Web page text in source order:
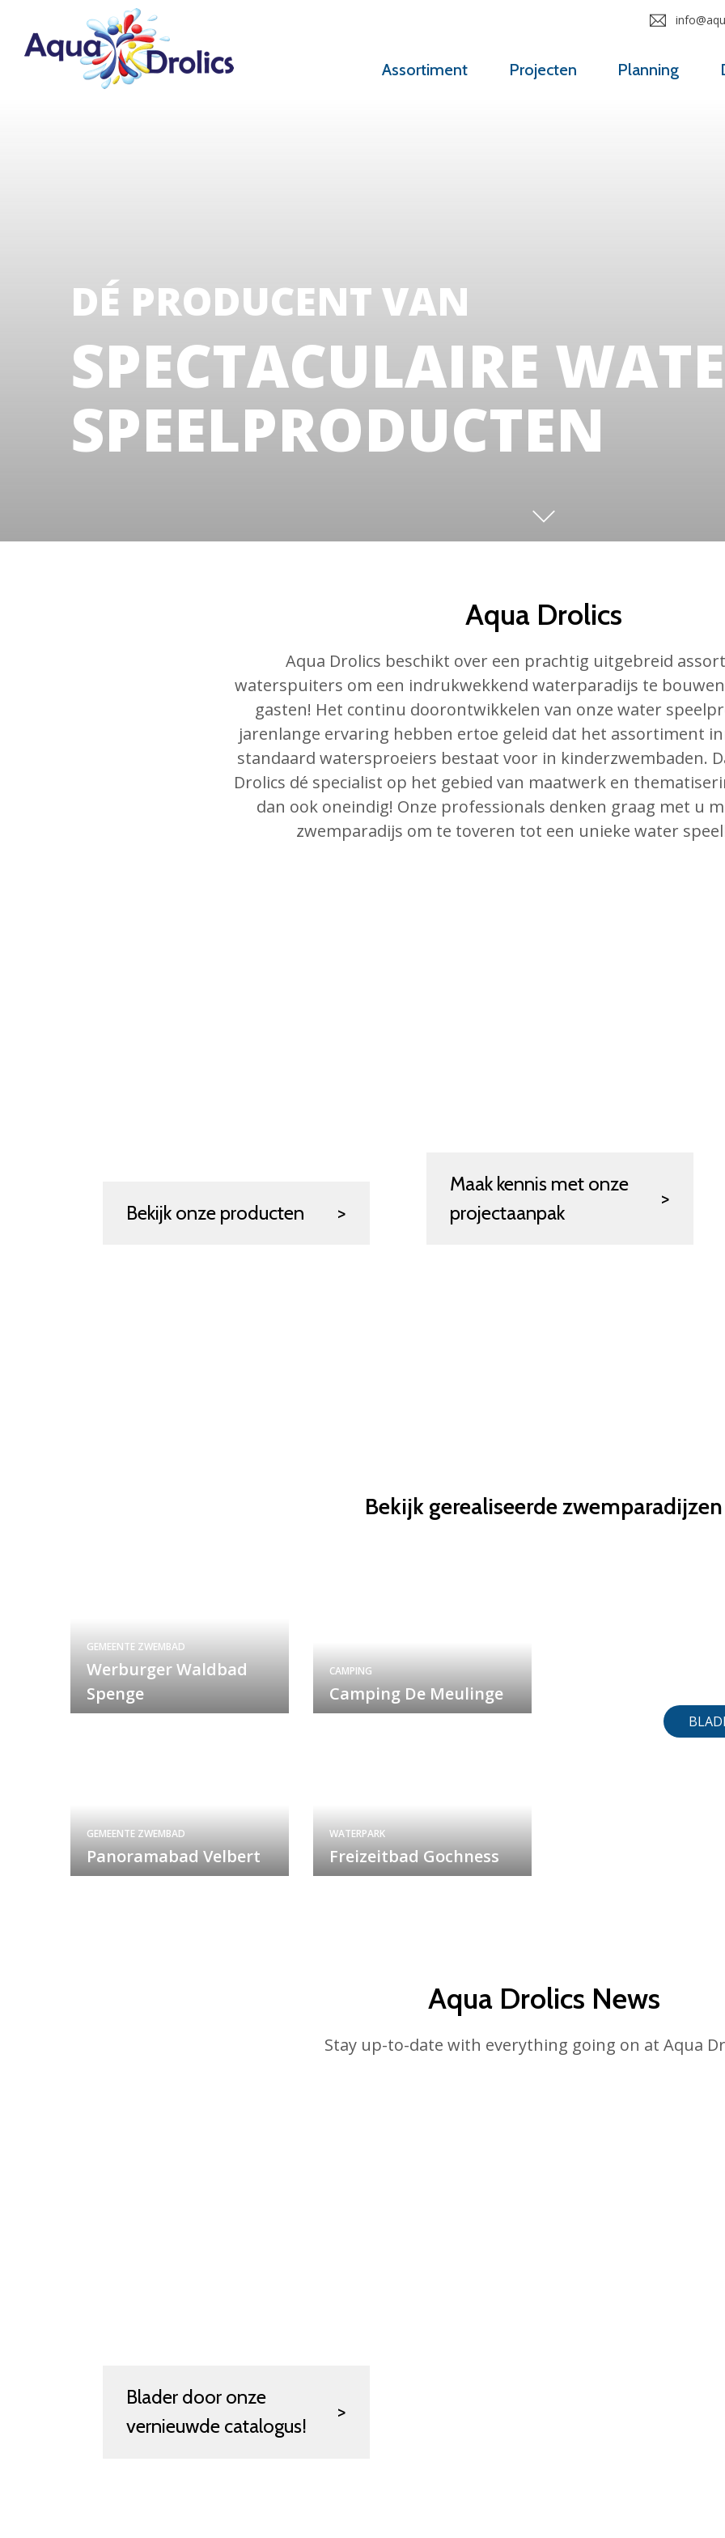
Assortiment Projecten Planning
DÉ PRODUCENT VAN
SPECTACULAIRE
SPEELPRODUCTEN
Aqua Drolics
Aqua Drolics beschikt over een prachtig uitgebreid
waterspuiters om een indrukwekkend waterparadijs te
gasten! Het continu doorontwikkelen van onze water
jarenlange ervaring hebben ertoe geleid dat het assortiment
standaard watersproeiers bestaat voor in kinderzwembaden.
Drolics dé specialist op het gebied van maatwerk en
dan ook oneindig! Onze professionals denken graag met u
zwemparadijs om te toveren tot een unieke water
Bekijk onze producten
Maak kennis met onze
projectaanpak
Bekijk gerealiseerde zwemparadijzen
GEMEENTE ZWEMBAD
Werburger Waldbad
Spenge
CAMPING
Camping De Meulinge
GEMEENTE ZWEMBAD
Panoramabad Velbert
WATERPARK
Freizeitbad Gochness
Aqua Drolics News
Stay up-to-date with everything going on at Aqua
Blader door onze
vernieuwde catalogus!